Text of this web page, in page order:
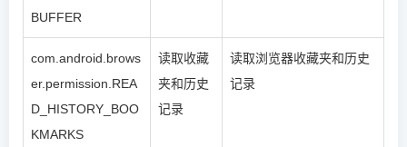
BUFFER
com.android.brows
er.permission.REA
D_HISTORY_BOO
KMARKS
读取收藏
夹和历史
记录
读取浏览器收藏夹和历史
记录